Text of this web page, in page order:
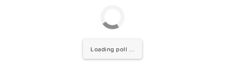
Loading poll ...